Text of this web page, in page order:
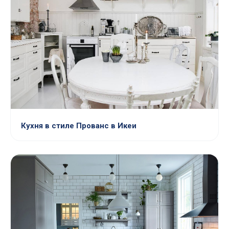
Кухня в стиле Прованс в Икеи